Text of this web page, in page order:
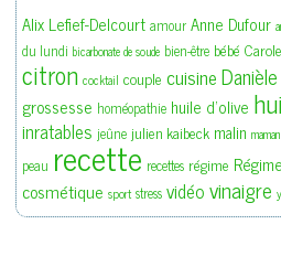
Alix Lefief-Delcourt amour Anne Dufour
du lundi bicarbonate de soude bien-être bébé
citron cocktail couple cuisine
grossesse homéopathie huile d'olive
inratables jeûne julien kaibeck malin maman
peau recette recettes régime
cosmétique sport stress vidéovinaigre